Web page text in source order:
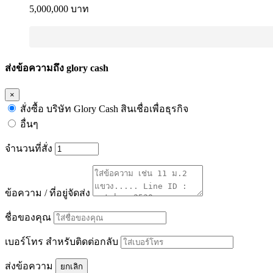
5,000,000 บาท
ส่งข้อความถึง glory cash
×
สั่งซื้อ บริษัท Glory Cash สินเชื่อเพื่อธุรกิจ
อื่นๆ
จำนวนที่สั่ง
ข้อความ / ที่อยู่จัดส่ง
ชื่อของคุณ
เบอร์โทร สำหรับติดต่อกลับ
ส่งข้อความ ยกเลิก